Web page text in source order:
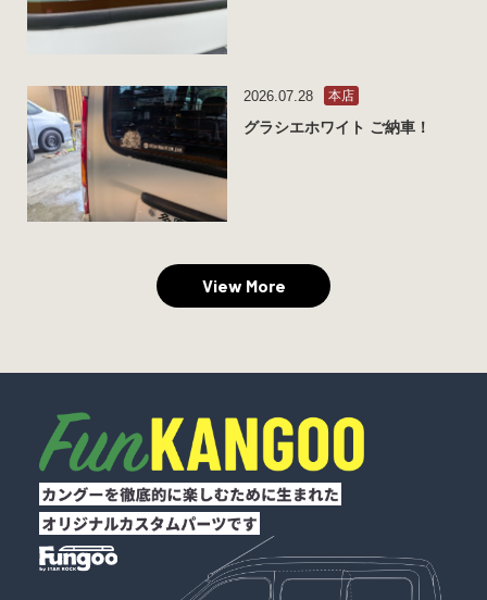
2026.07.28 本店
グラシエホワイト ご納車！
View More